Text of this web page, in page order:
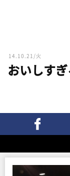
14.10.21/火
おいしす